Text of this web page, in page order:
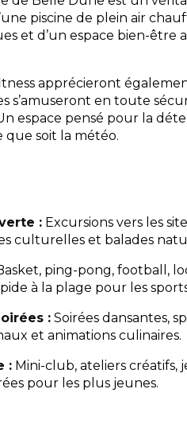
piscine de plein air
et d’un espace bien-être
apprécieront
s’amuseront en toute
espace pensé pour la
que soit la météo.
: Excursions vers les
culturelles et balades
ping-pong, football,
à la plage pour les
: Soirées dansantes,
et animations culinaires.
: Mini-club, ateliers créatifs,
pour les plus jeunes.